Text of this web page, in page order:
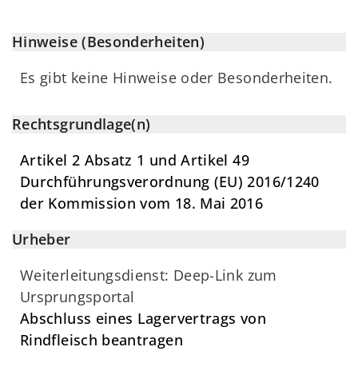
Hinweise (Besonderheiten)
Es gibt keine Hinweise oder Besonderheiten.
Rechtsgrundlage(n)
Artikel 2 Absatz 1 und Artikel 49
Durchführungsverordnung (EU) 2016/1240
der Kommission vom 18. Mai 2016
Urheber
Weiterleitungsdienst: Deep-Link zum
Ursprungsportal
Abschluss eines Lagervertrags von
Rindfleisch beantragen